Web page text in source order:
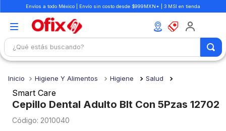
Envíos a todo México | Envío sin costo desde $999MXN* | 3 MSI en tienda
¿Qué estás buscando?
Higiene Y Alimentos Higiene Salud
Smart Care
Cepillo Dental Adulto Blt Con 5Pzas 12702
: 2010040
1.
mochilas
2.
libretas
3.
cuaderno